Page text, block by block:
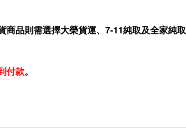
品則需選擇大榮貨運、7-11純取及全家純取
付款。